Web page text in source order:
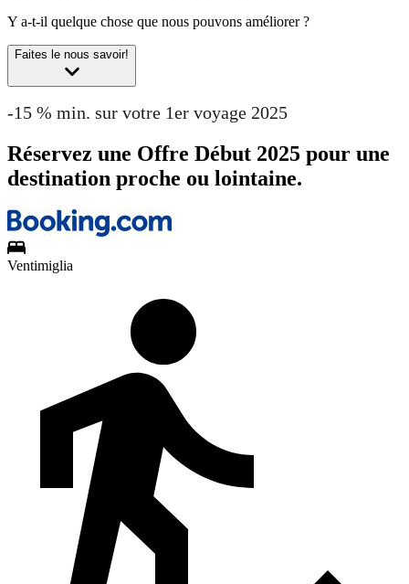
Y a-t-il quelque chose que nous pouvons améliorer ?
Faites le nous savoir!
-15 % min. sur votre 1er voyage 2025
Réservez une Offre Début 2025 pour une
destination proche ou lointaine.
Ventimiglia